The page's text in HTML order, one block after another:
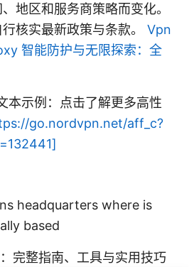
地区和服务商策略而变化。
核实最新政策与条款。 Vpn
智能防护与无限探索：全
本示例：点击了解更多高性
go.nordvpn.net/aff_c?
headquarters where is
based
完整指南、工具与实用技巧